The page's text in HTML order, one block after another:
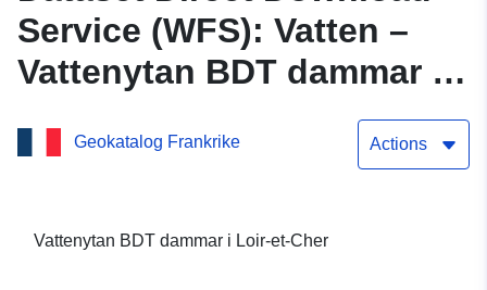
Service (WFS): Vatten –
Vattenytan BDT dammar i
Geokatalog Frankrike Actions
Vattenytan BDT dammar i Loir-et-Cher